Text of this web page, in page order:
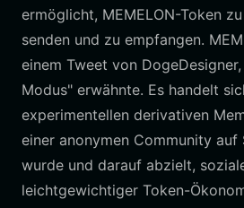
ermöglicht, MEMELON-Token
senden und zu empfangen.
einem Tweet von
Modus" erwähnte. Es handelt
experimentellen derivativen
einer anonymen Community auf
wurde und darauf abzielt,
leichtgewichtiger Token-